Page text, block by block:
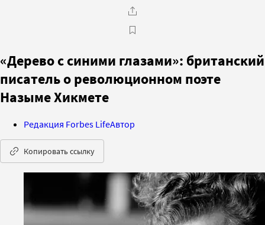
«Дерево с синими глазами»: британский
писатель о революционном поэте
Назыме Хикмете
Редакция Forbes LifeАвтор
Копировать ссылку